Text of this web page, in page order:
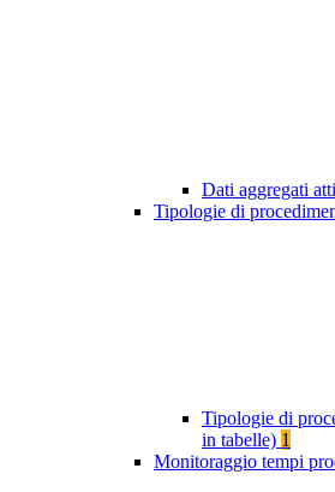
Dati aggregati
Tipologie di
Tipologie di
in tabelle) 1
Monitoraggio tempi